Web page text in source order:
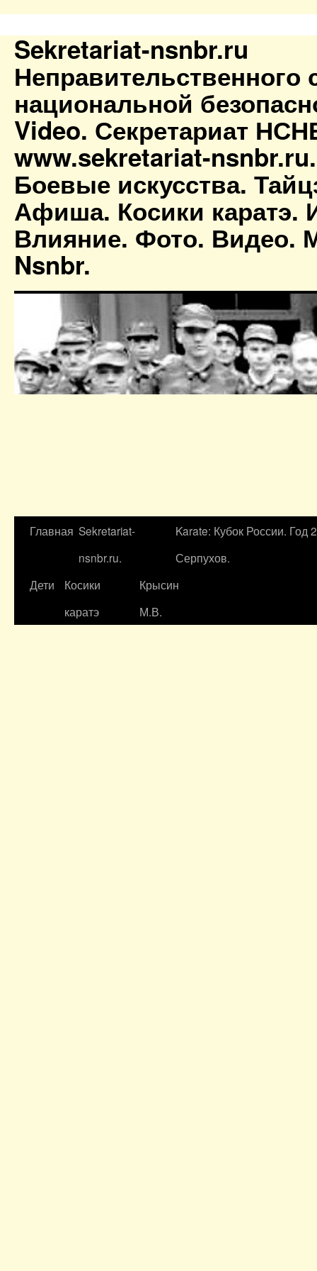
Sekretariat-nsnbr.ru
Неправительственного
национальной
Video. Секретариат
www.sekretariat-
Боевые искусства.
Афиша. Косики каратэ.
Влияние. Фото. Видео.
Nsnbr.
Главная Sekretariat-
nsnbr.ru.
Karate: Кубок России. Год
Серпухов.
Дети
Косики
каратэ
Крысин
М.В.